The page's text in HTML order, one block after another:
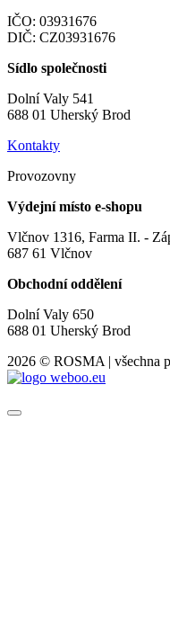
IČO: 03931676
DIČ: CZ03931676
Sídlo společnosti
Dolní Valy 541
688 01 Uherský Brod
Kontakty
Provozovny
Výdejní místo e-shopu
Vlčnov 1316, Farma II. -
687 61 Vlčnov
Obchodní oddělení
Dolní Valy 650
688 01 Uherský Brod
2026 © ROSMA | všechna